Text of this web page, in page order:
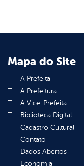
Mapa do Site
A Prefeita
A Prefeitura
A Vice-Prefeita
Biblioteca Digital
Cadastro Cultural
Contato
Dados Abertos
Economia